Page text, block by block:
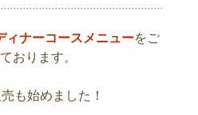
ィナーコースメニューをご
おります。
も始めました！